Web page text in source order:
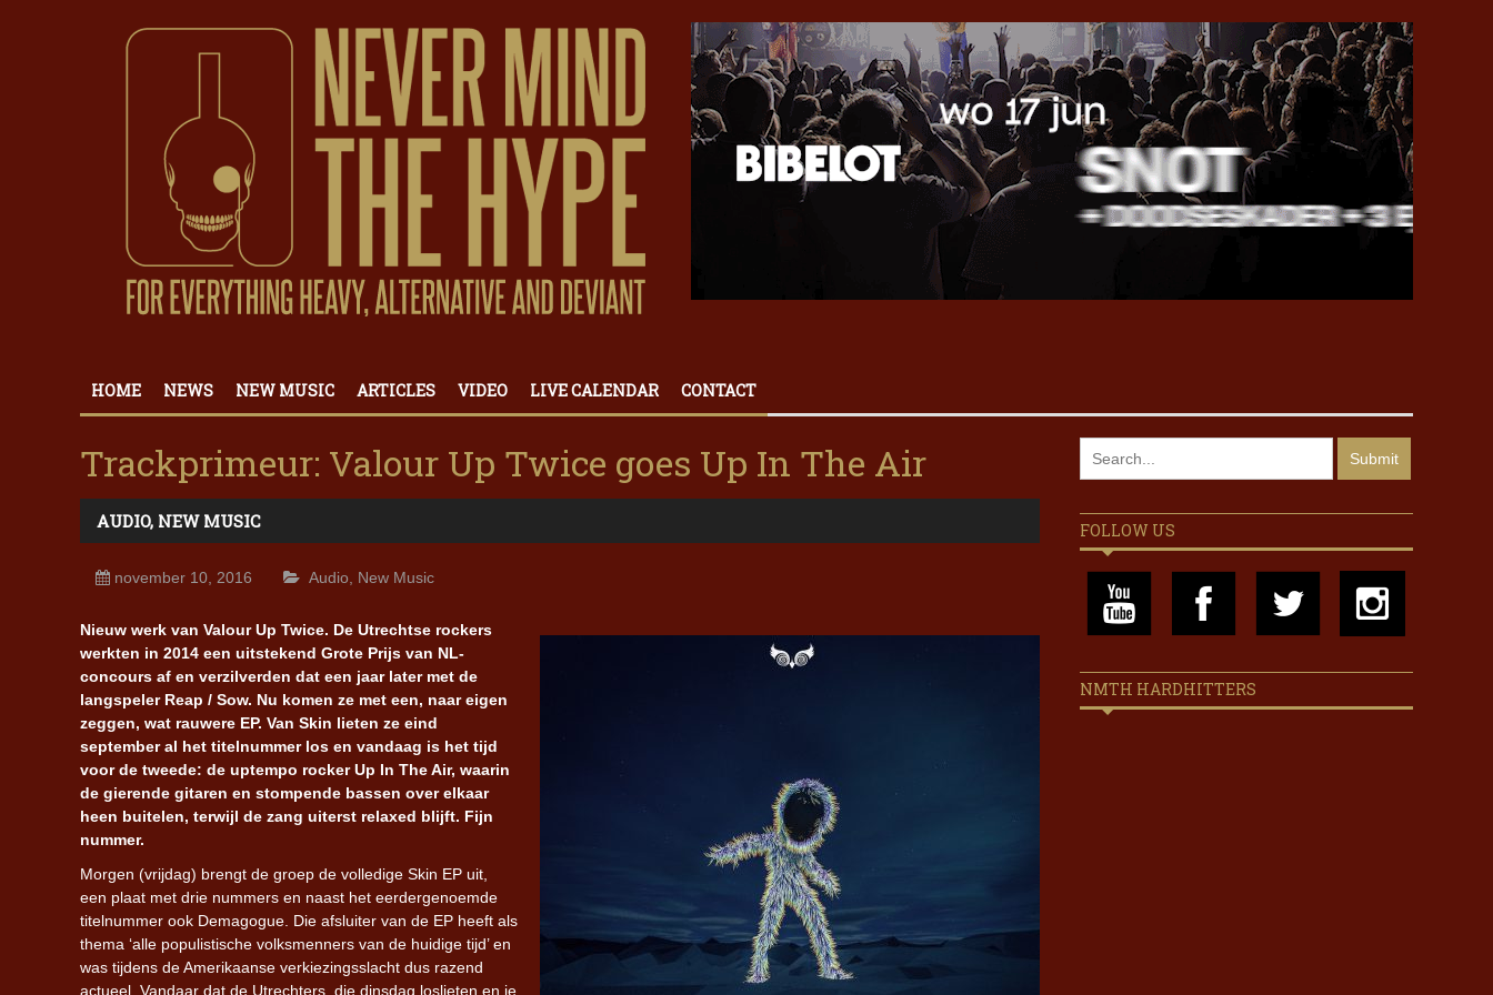
HOME NEWS NEW MUSIC ARTICLES VIDEO LIVE CALENDAR CONTACT
Trackprimeur: Valour Up Twice goes Up In The Air
AUDIO, NEW MUSIC
november 10, 2016 Audio New Music
Nieuw werk van Valour Up Twice. De Utrechtse rockers
werkten in 2014 een uitstekend Grote Prijs van NL-
concours af en verzilverden dat een jaar later met de
langspeler Reap / Sow. Nu komen ze met een, naar eigen
zeggen, wat rauwere EP. Van Skin lieten ze eind
september al het titelnummer los en vandaag is het tijd
voor de tweede: de uptempo rocker Up In The Air, waarin
de gierende gitaren en stompende bassen over elkaar
heen buitelen, terwijl de zang uiterst relaxed blijft. Fijn
nummer.
Morgen (vrijdag) brengt de groep de volledige Skin EP uit,
een plaat met drie nummers en naast het eerdergenoemde
titelnummer ook Demagogue. Die afsluiter van de EP heeft als
thema ‘alle populistische volksmenners van de huidige tijd’ en
was tijdens de Amerikaanse verkiezingsslacht dus razend
actueel. Vandaar dat de Utrechters, die dinsdag loslieten en je
FOLLOW US
NMTH HARDHITTERS